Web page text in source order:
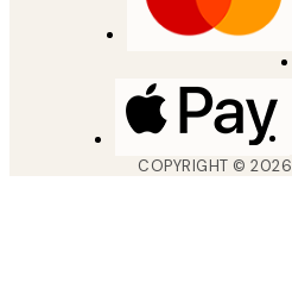
COPYRIGHT ©2026